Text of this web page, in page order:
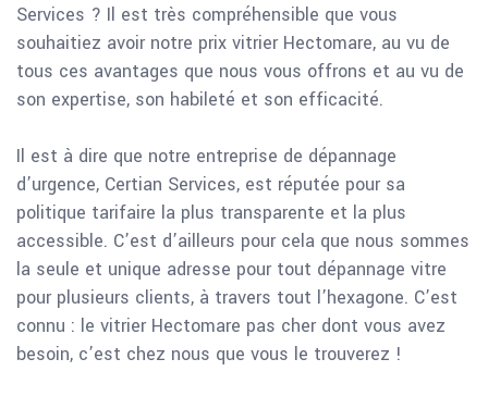
Services ? Il est très compréhensible que vous
souhaitiez avoir notre prix vitrier Hectomare, au vu de
tous ces avantages que nous vous offrons et au vu de
son expertise, son habileté et son efficacité.
Il est à dire que notre entreprise de dépannage
d’urgence, Certian Services, est réputée pour sa
politique tarifaire la plus transparente et la plus
accessible. C’est d’ailleurs pour cela que nous sommes
la seule et unique adresse pour tout dépannage vitre
pour plusieurs clients, à travers tout l’hexagone. C’est
connu : le vitrier Hectomare pas cher dont vous avez
besoin, c’est chez nous que vous le trouverez !